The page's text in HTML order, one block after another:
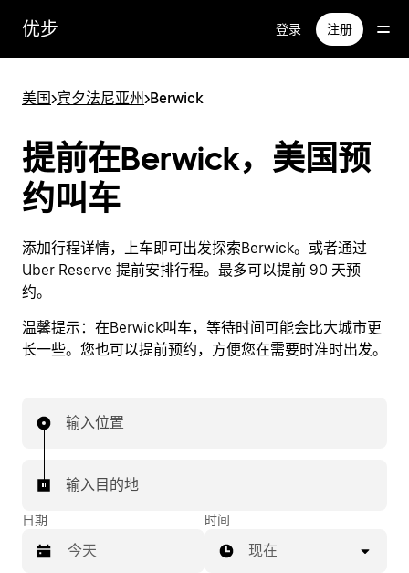
优步 登录 注册
美国>宾夕法尼亚州>Berwick
提前在Berwick，美国预
约叫车
添加行程详情，上车即可出发探索Berwick。或者通过
Uber Reserve 提前安排行程。最多可以提前 90 天预
约。
温馨提示： 在Berwick叫车，等待时间可能会比大城市更
长一些。您也可以提前预约，方便您在需要时准时出发。
输入位置
输入目的地
日期 时间
现在